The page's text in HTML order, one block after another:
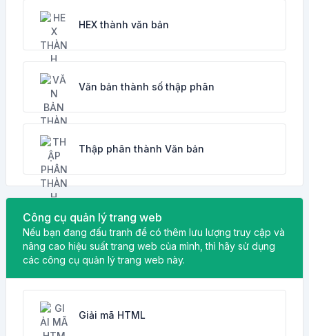
HEX thành văn bản
Văn bản thành số thập phân
Thập phân thành Văn bản
Công cụ quản lý trang web
Nếu bạn đang đấu tranh để có thêm lưu lượng truy cập và
nâng cao hiệu suất trang web của mình, thì hãy sử dụng
các công cụ quản lý trang web này.
Giải mã HTML